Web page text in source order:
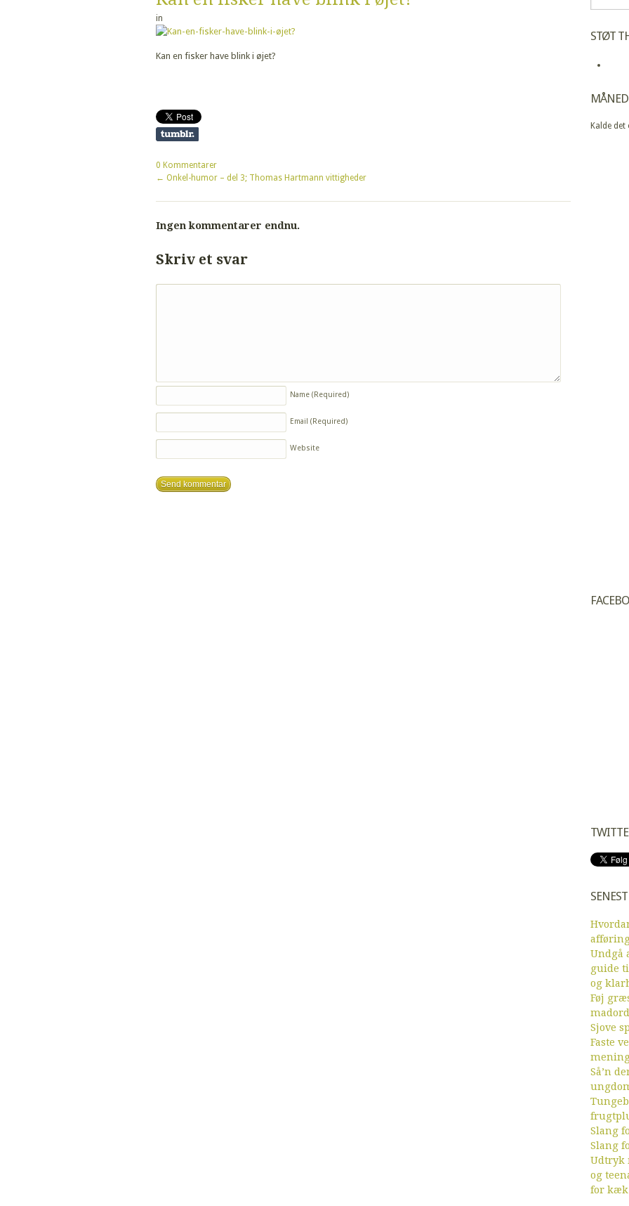
in
Kan en fisker have blink i øjet?
0 Kommentarer
← Onkel-humor – del 3; Thomas Hartmann vittigheder
Ingen kommentarer endnu.
Skriv et svar
Name (Required)
Email (Required)
Website
STØT
Kalde det
Undgå
guide
og
Føj
madord
Sjove
Faste
Så’n
Slang
Slang
Udtryk
og
for kæk